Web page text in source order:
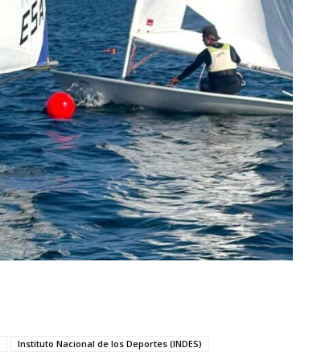
Instituto Nacional de los Deportes (INDES)